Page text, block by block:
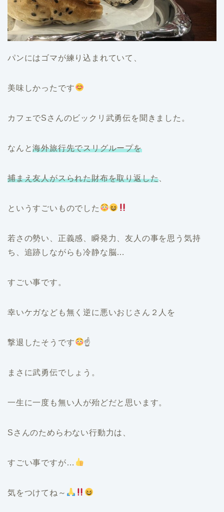
パンにはゴマが練り込まれていて、
美味しかったです
カフェでSさんのビックリ武勇伝を聞きました。
なんと海外旅行先でスリグループを
捕まえ友人がスられた財布を取り返した
というすごいものでした
若さの勢い、正義感、瞬発力、友人の事を思う気持
ち、追跡しながらも冷静な脳…
すごい事です。
幸いケガなども無く逆に悪いおじさん２人を
撃退したそうです ☝
まさに武勇伝でしょう。
一生に一度も無い人が殆どだと思います。
Sさんのためらわない行動力は、
すごい事ですが…
気をつけてね～